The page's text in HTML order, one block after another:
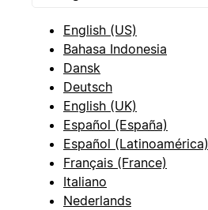
English (US)
Bahasa Indonesia
Dansk
Deutsch
English (UK)
Español (España)
Español (Latinoamérica)
Français (France)
Italiano
Nederlands